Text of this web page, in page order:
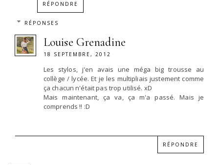
RÉPONDRE
RÉPONSES
Louise Grenadine
18 SEPTEMBRE, 2012
Les stylos, j'en avais une méga big trousse au
collège / lycée. Et je les multipliais justement comme
ça chacun n'était pas trop utilisé. xD
Mais maintenant, ça va, ça m'a passé. Mais je
comprends !! :D
RÉPONDRE